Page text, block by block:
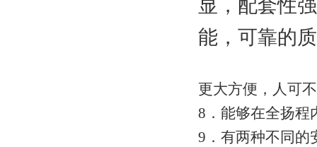
显，配套性
能，可靠的
更大方便，人可
8．能够在全扬
9．有两种不同的